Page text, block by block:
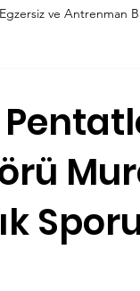
Egzersiz ve Antrenman